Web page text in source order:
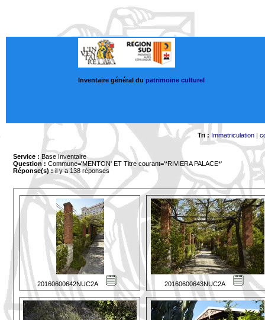
Inventaire général du patrimoine culturel
Tri : Immatriculation|
Service : Base Inventaire
Question : Commune='MENTON' ET Titre courant='*RIVIERA PALACE*'
Réponse(s) :il y a 138 réponses
20160600642NUC2A 20160600643NUC2A